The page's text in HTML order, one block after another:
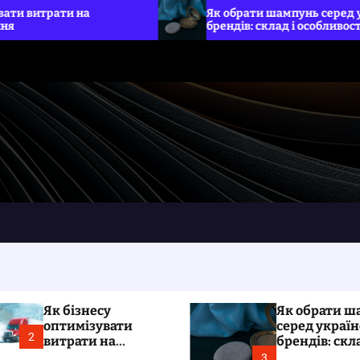
Як обрати шампунь серед українських
брендів: склад і особливості
2
Як бізнесу
оптимізувати
витрати на
3
Як обрати
серед
брендів: